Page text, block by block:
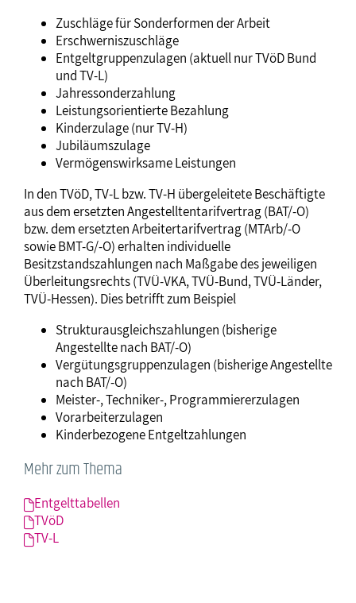
Zuschläge für Sonderformen der Arbeit
Erschwerniszuschläge
Entgeltgruppenzulagen (aktuell nur TVöD Bund
und TV-L)
Jahressonderzahlung
Leistungsorientierte Bezahlung
Kinderzulage (nur TV-H)
Jubiläumszulage
Vermögenswirksame Leistungen
In den TVöD, TV-L bzw. TV-H übergeleitete Beschäftigte
aus dem ersetzten Angestelltentarifvertrag (BAT/-O)
bzw. dem ersetzten Arbeitertarifvertrag (MTArb/-O
sowie BMT-G/-O) erhalten individuelle
Besitzstandszahlungen nach Maßgabe des jeweiligen
Überleitungsrechts (TVÜ-VKA, TVÜ-Bund, TVÜ-Länder,
TVÜ-Hessen). Dies betrifft zum Beispiel
Strukturausgleichszahlungen (bisherige
Angestellte nach BAT/-O)
Vergütungsgruppenzulagen (bisherige Angestellte
nach BAT/-O)
Meister-, Techniker-, Programmiererzulagen
Vorarbeiterzulagen
Kinderbezogene Entgeltzahlungen
Mehr zum Thema
Entgelttabellen
TVöD
TV-L